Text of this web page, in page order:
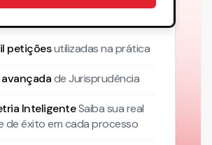
petiçõesutilizadas na prática
de Jurisprudência
InteligenteSaiba sua real
de êxito em cada processo